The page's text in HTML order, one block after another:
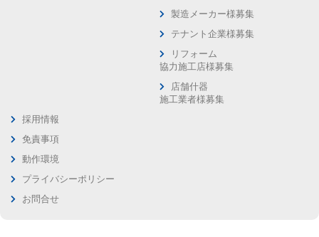
製造メーカー様募集
テナント企業様募集
リフォーム
協力施工店様募集
店舗什器
施工業者様募集
採用情報
免責事項
動作環境
プライバシーポリシー
お問合せ